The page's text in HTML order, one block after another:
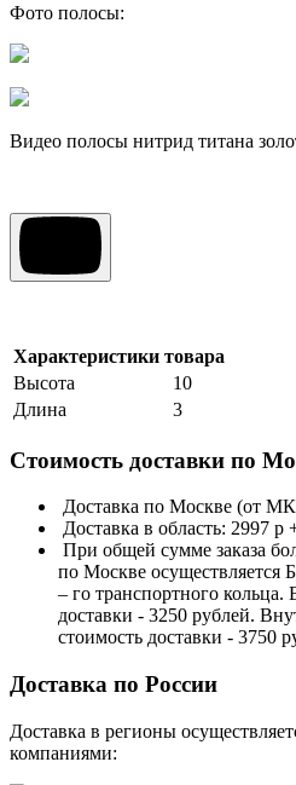
Фото полосы:
Видео полосы нитрид титана
Характеристики товара
Высота
10
Длина
3
Стоимость доставки по
Доставка по Москве (от
Доставка в область: 2997
При общей сумме заказа
по Москве
– го транспортного
доставки - 3250 рублей.
стоимость доставки - 3750
Доставка по России
Доставка в регионы
компаниями: